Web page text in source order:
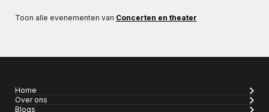
Toon alle evenementen van Concerten en theater
Home
Over ons
Blogs